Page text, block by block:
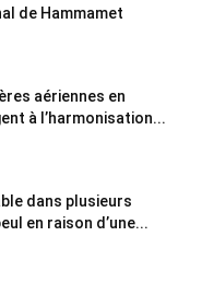
de Hammamet
aériennes en
à l’harmonisation...
dans plusieurs
en raison d’une...